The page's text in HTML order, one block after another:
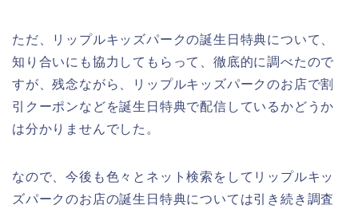
ただ、リップルキッズパークの誕生日特典について、
知り合いにも協力してもらって、徹底的に調べたので
すが、残念ながら、リップルキッズパークのお店で割
引クーポンなどを誕生日特典で配信しているかどうか
は分かりませんでした。
なので、今後も色々とネット検索をしてリップルキッ
ズパークのお店の誕生日特典については引き続き調査